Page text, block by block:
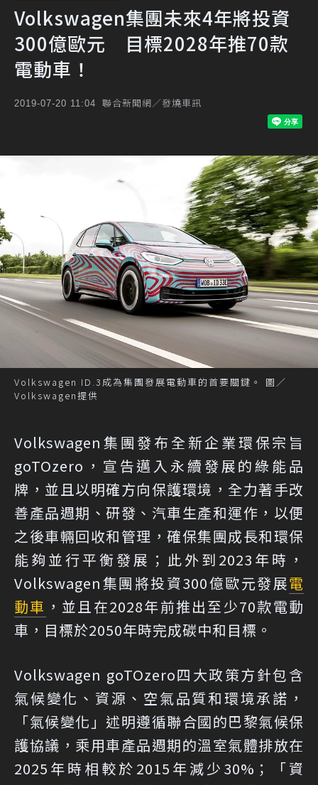
Volkswagen集團未來4年將投資
300億歐元 目標2028年推70款
電動車！
2019-07-20 11:04 聯合新聞網／發燒車訊
Volkswagen ID.3成為集團發展電動車的首要關鍵。 圖／
Volkswagen提供
Volkswagen集團發布全新企業環保宗旨
goTOzero，宣告邁入永續發展的綠能品
牌，並且以明確方向保護環境，全力著手改
善產品週期、研發、汽車生產和運作，以便
之後車輛回收和管理，確保集團成長和環保
能夠並行平衡發展；此外到2023年時，
Volkswagen集團將投資300億歐元發展電
動車 ，並且在2028年前推出至少70款電動
車，目標於2050年時完成碳中和目標。
Volkswagen goTOzero四大政策方針包含
氣候變化、資源、空氣品質和環境承諾，
「氣候變化」述明遵循聯合國的巴黎氣候保
護協議，乘用車產品週期的溫室氣體排放在
2025年時相較於2015年減少30%；「資